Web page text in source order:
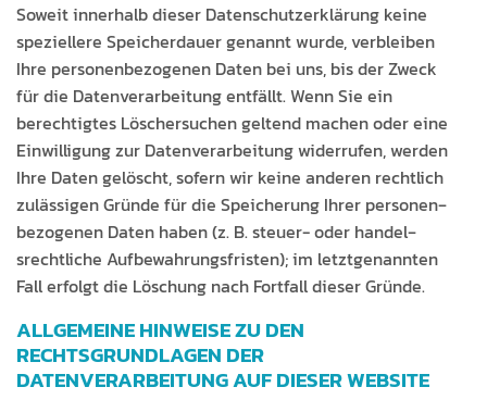
Soweit inner­halb dieser Daten­schutzerk­lärung keine
speziellere Spe­icher­dauer genan­nt wurde, verbleiben
Ihre per­so­n­en­be­zo­ge­nen Dat­en bei uns, bis der Zweck
für die Daten­ver­ar­beitung ent­fällt. Wenn Sie ein
berechtigtes Lösch­er­suchen gel­tend machen oder eine
Ein­willi­gung zur Daten­ver­ar­beitung wider­rufen, wer­den
Ihre Dat­en gelöscht, sofern wir keine anderen rechtlich
zuläs­si­gen Gründe für die Spe­icherung Ihrer per­so­n­en­
be­zo­ge­nen Dat­en haben (z. B. steuer- oder han­del­
srechtliche Auf­be­wahrungs­fris­ten); im let­zt­ge­nan­nten
Fall erfol­gt die Löschung nach Fort­fall dieser Gründe.
ALLGEMEINE HINWEISE ZU DEN
RECHTSGRUNDLAGEN DER
DATENVERARBEITUNG AUF DIESER WEBSITE